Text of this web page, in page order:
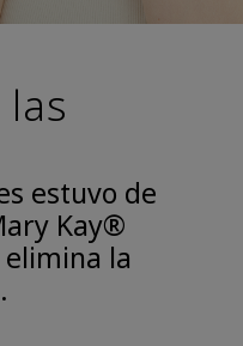
estuvo de
Kay®
la